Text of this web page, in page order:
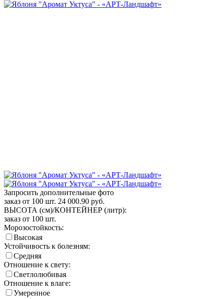
Запросить дополнительные фото
заказ от 100 шт. 24 000.90 руб.
ВЫСОТА (см)/КОНТЕЙНЕР (литр):
заказ от 100 шт.
Морозостойкость:
Высокая
Устойчивость к болезням:
Средняя
Отношение к свету:
Светлолюбивая
Отношение к влаге:
Умеренное